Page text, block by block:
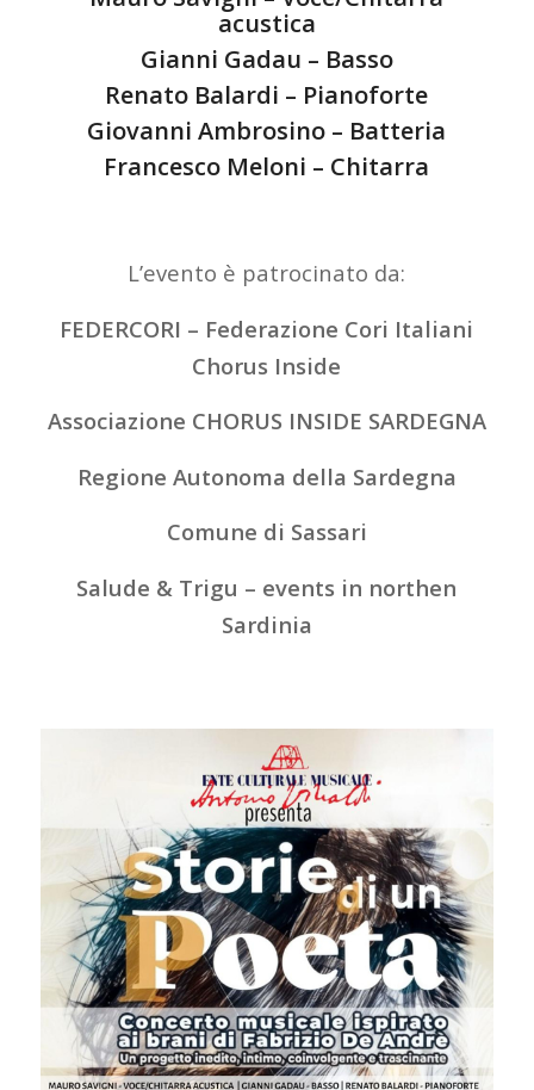
acustica
Gianni Gadau – Basso
Renato Balardi – Pianoforte
Giovanni Ambrosino – Batteria
Francesco Meloni – Chitarra
L’evento è patrocinato da:
FEDERCORI – Federazione Cori Italiani
Chorus Inside
Associazione CHORUS INSIDE SARDEGNA
Regione Autonoma della Sardegna
Comune di Sassari
Salude & Trigu – events in northen
Sardinia